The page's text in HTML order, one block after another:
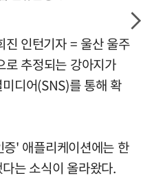
진 인턴기자 = 울산 울주
로 추정되는 강아지가
디어(SNS)를 통해 확
' 애플리케이션에는 한
는 소식이 올라왔다.